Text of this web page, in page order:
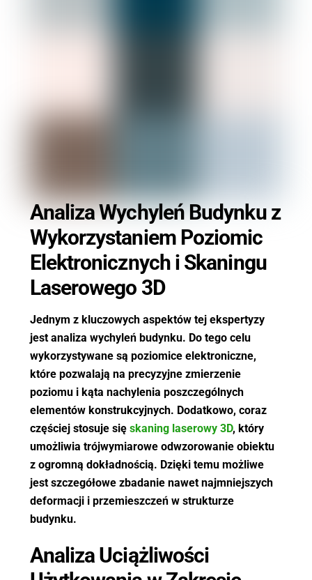
Analiza Wychyleń Budynku z
Wykorzystaniem Poziomic
Elektronicznych i Skaningu
Laserowego 3D
Jednym z kluczowych aspektów tej ekspertyzy
jest analiza wychyleń budynku. Do tego celu
wykorzystywane są poziomice elektroniczne,
które pozwalają na precyzyjne zmierzenie
poziomu i kąta nachylenia poszczególnych
elementów konstrukcyjnych. Dodatkowo, coraz
częściej stosuje się skaning laserowy 3D, który
umożliwia trójwymiarowe odwzorowanie obiektu
z ogromną dokładnością. Dzięki temu możliwe
jest szczegółowe zbadanie nawet najmniejszych
deformacji i przemieszczeń w strukturze
budynku.
Analiza Uciążliwości